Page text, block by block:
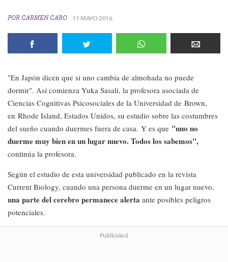
POR CARMEN CARO 11 MAYO 2016
"En Japón dicen que si uno cambia de almohada no puede
dormir". Así comienza Yuka Sasali, la profesora asociada de
Ciencias Cognitivas Psicosociales de la Universidad de Brown,
en Rhode Island, Estados Unidos, su estudio sobre las costumbres
del sueño cuando duermes fuera de casa. Y es que "uno no
duerme muy bien en un lugar nuevo. Todos los sabemos",
continúa la profesora.
Según el estudio de esta universidad publicado en la revista
Current Biology, cuando una persona duerme en un lugar nuevo,
una parte del cerebro permanece alerta ante posibles peligros
potenciales.
Publicidad